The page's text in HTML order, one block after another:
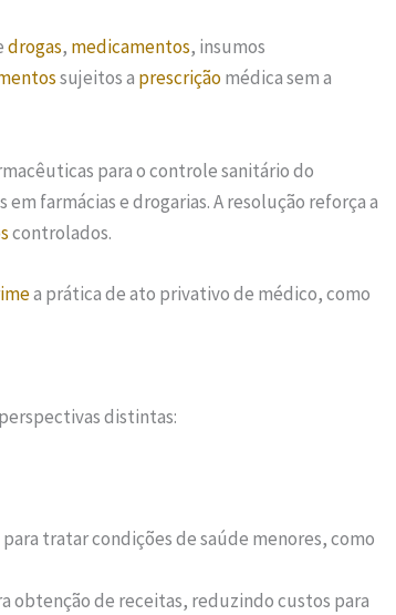
drogas, medicamentos, insumos
sujeitos a prescriçãomédica sem a
para o controle sanitário do
farmácias e drogarias. A resolução reforça a
controlados.
a prática de ato privativo de médico, como
distintas:
para tratar condições de saúde menores, como
obtenção de receitas, reduzindo custos para